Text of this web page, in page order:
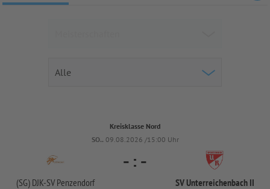
Kreisklasse Nord
SO.. 09.08.2026 /15:00 Uhr
(SG) DJK-SV Penzendorf
- : -
SV Unterreichenbach II